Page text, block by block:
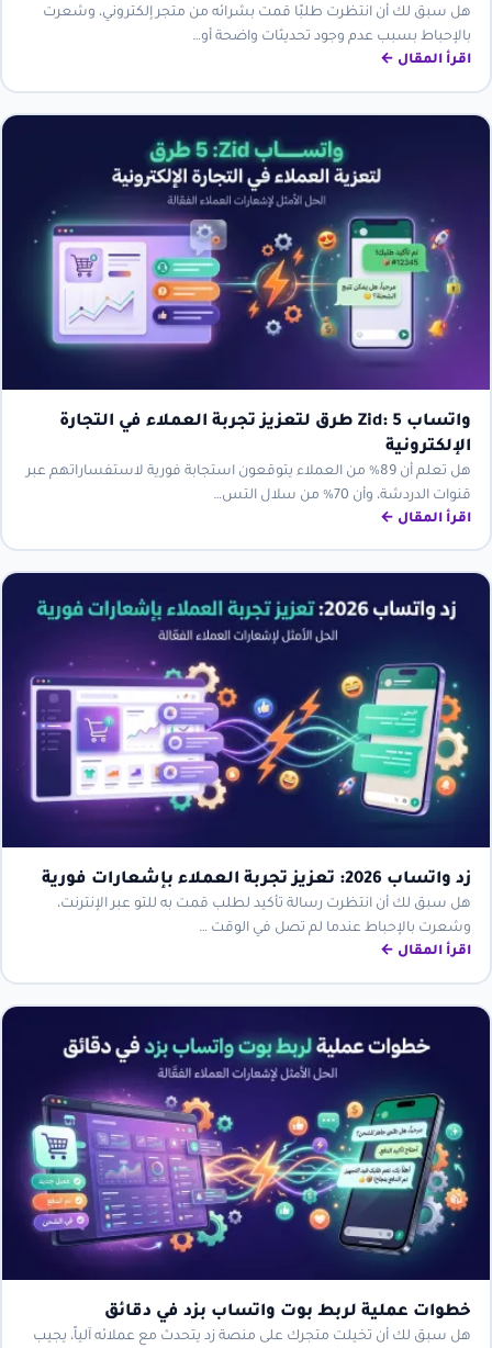
هل سبق لك أن انتظرت طلبًا قمت بشرائه من متجر إلكتروني، وشعرت
بالإحباط بسبب عدم وجود تحديثات واضحة أو…
اقرأ المقال ←
واتساب Zid: 5 طرق لتعزيز تجربة العملاء في التجارة
الإلكترونية
هل تعلم أن 89% من العملاء يتوقعون استجابة فورية لاستفساراتهم عبر
قنوات الدردشة، وأن 70% من سلال التس…
اقرأ المقال ←
زد واتساب 2026: تعزيز تجربة العملاء بإشعارات فورية
هل سبق لك أن انتظرت رسالة تأكيد لطلب قمت به للتو عبر الإنترنت،
وشعرت بالإحباط عندما لم تصل في الوقت …
اقرأ المقال ←
خطوات عملية لربط بوت واتساب بزد في دقائق
هل سبق لك أن تخيلت متجرك على منصة زد يتحدث مع عملائه آلياً، يجيب